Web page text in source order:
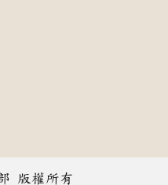
版權所有